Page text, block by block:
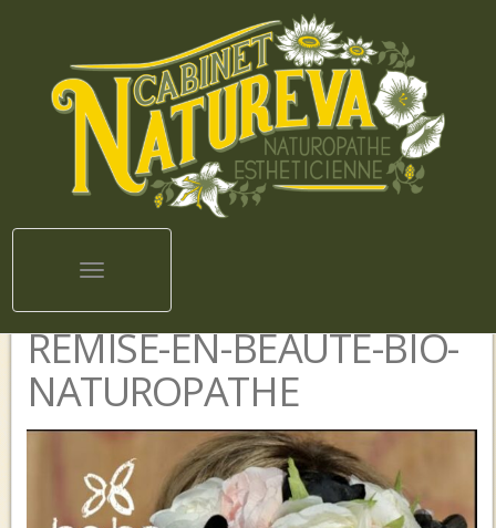
Toggle navigation
REMISE-EN-BEAUTE-BIO-
NATUROPATHE